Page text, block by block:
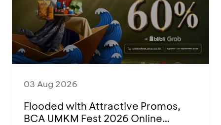
03 Aug 2026
Flooded with Attractive Promos,
BCA UMKM Fest 2026 Online